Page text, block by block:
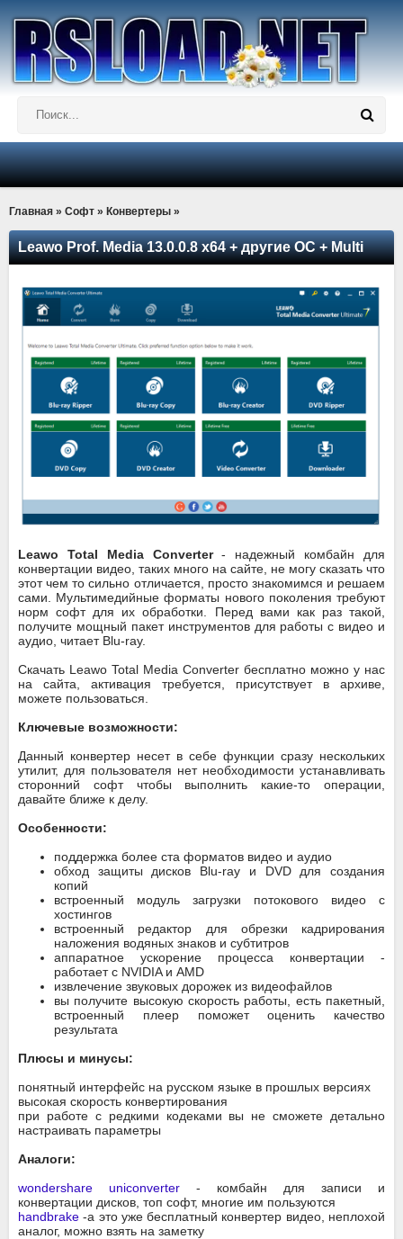
Главная » Софт » Конвертеры »
Leawo Prof. Media 13.0.0.8 x64 + другие ОС + Multi
Leawo Total Media Converter- надежный комбайн для
конвертации видео, таких много на сайте, не могу сказать что
этот чем то сильно отличается, просто знакомимся и решаем
сами. Мультимедийные форматы нового поколения требуют
норм софт для их обработки. Перед вами как раз такой,
получите мощный пакет инструментов для работы с видео и
аудио, читает Blu-ray.
Скачать Leawo Total Media Converter бесплатно можно у нас
на сайта, активация требуется, присутствует в архиве,
можете пользоваться.
Ключевые возможности:
Данный конвертер несет в себе функции сразу нескольких
утилит, для пользователя нет необходимости устанавливать
сторонний софт чтобы выполнить какие-то операции,
давайте ближе к делу.
Особенности:
поддержка более ста форматов видео и аудио
обход защиты дисков Blu-ray и DVD для создания
копий
встроенный модуль загрузки потокового видео с
хостингов
встроенный редактор для обрезки кадрирования
наложения водяных знаков и субтитров
аппаратное ускорение процесса конвертации -
работает с NVIDIA и AMD
извлечение звуковых дорожек из видеофайлов
вы получите высокую скорость работы, есть пакетный,
встроенный плеер поможет оценить качество
результата
Плюсы и минусы:
понятный интерфейс на русском языке в прошлых версиях
высокая скорость конвертирования
при работе с редкими кодеками вы не сможете детально
настраивать параметры
Аналоги:
wondershare uniconverter - комбайн для записи и
конвертации дисков, топ софт, многие им пользуются
handbrake -а это уже бесплатный конвертер видео, неплохой
аналог, можно взять на заметку